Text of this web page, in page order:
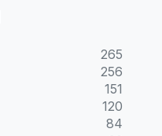
265
256
151
120
84